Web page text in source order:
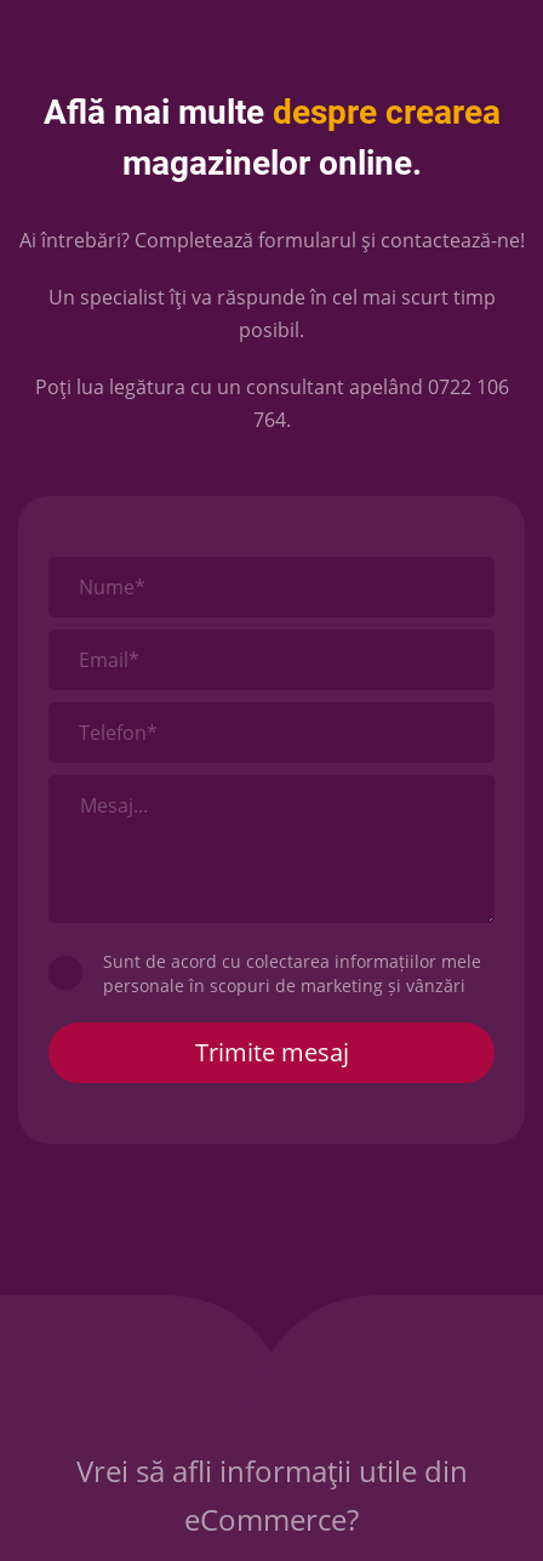
Află mai multe despre crearea
magazinelor online.
Ai întrebări? Completează formularul și contactează-ne!
Un specialist îți va răspunde în cel mai scurt timp
posibil.
Poți lua legătura cu un consultant apelând 0722 106
764.
Nume*
Email*
Telefon*
Sunt de acord cu colectarea informațiilor mele
personale în scopuri de marketing și vânzări
Vrei să afli informații utile din
eCommerce?